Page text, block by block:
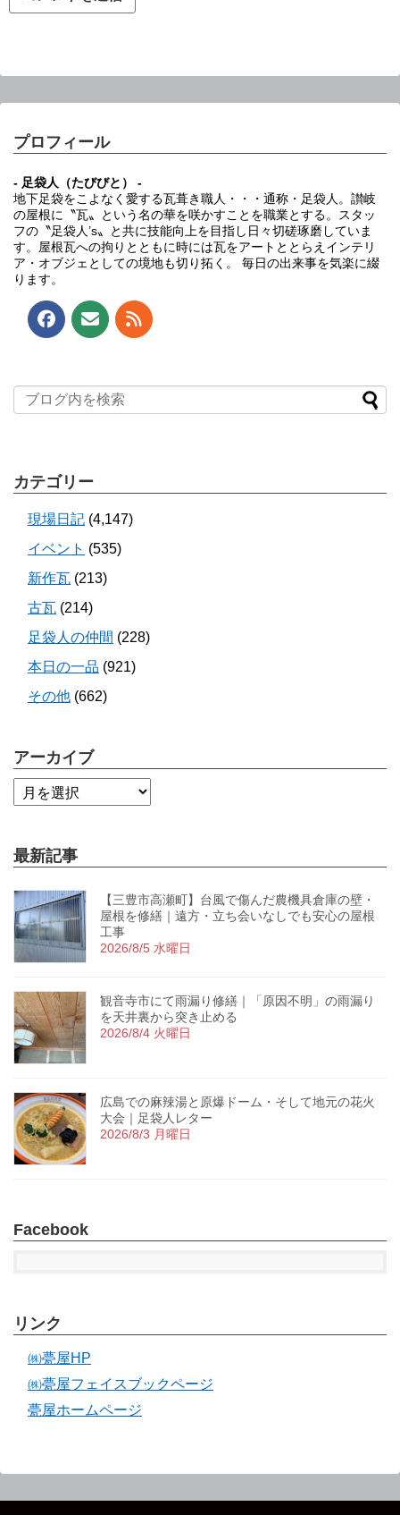
プロフィール
- 足袋人（たびびと） -
地下足袋をこよなく愛する瓦葺き職人・・・通称・足袋人。讃岐
の屋根に〝瓦〟という名の華を咲かすことを職業とする。スタッ
フの〝足袋人’s〟と共に技能向上を目指し日々切磋琢磨していま
す。屋根瓦への拘りとともに時には瓦をアートととらえインテリ
ア・オブジェとしての境地も切り拓く。 毎日の出来事を気楽に綴
ります。
カテゴリー
現場日記 (4,147)
イベント (535)
新作瓦 (213)
古瓦 (214)
足袋人の仲間 (228)
本日の一品 (921)
その他 (662)
アーカイブ
最新記事
【三豊市高瀬町】台風で傷んだ農機具倉庫の壁・
屋根を修繕｜遠方・立ち会いなしでも安心の屋根
工事
2026/8/5 水曜日
観音寺市にて雨漏り修繕｜「原因不明」の雨漏り
を天井裏から突き止める
2026/8/4 火曜日
広島での麻辣湯と原爆ドーム・そして地元の花火
大会｜足袋人レター
2026/8/3 月曜日
Facebook
リンク
㈱甍屋HP
㈱甍屋フェイスブックページ
甍屋ホームページ